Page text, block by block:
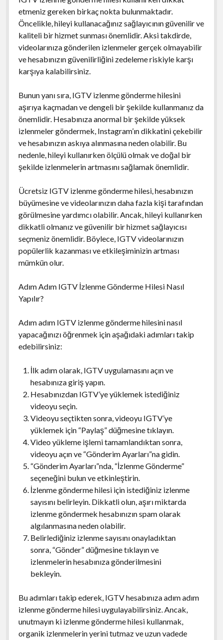
etmeniz gereken birkaç nokta bulunmaktadır.
Öncelikle, hileyi kullanacağınız sağlayıcının güvenilir ve
kaliteli bir hizmet sunması önemlidir. Aksi takdirde,
videolarınıza gönderilen izlenmeler gerçek olmayabilir
ve hesabınızın güvenilirliğini zedeleme riskiyle karşı
karşıya kalabilirsiniz.
Bunun yanı sıra, IGTV izlenme gönderme hilesini
aşırıya kaçmadan ve dengeli bir şekilde kullanmanız da
önemlidir. Hesabınıza anormal bir şekilde yüksek
izlenmeler göndermek, Instagram’ın dikkatini çekebilir
ve hesabınızın askıya alınmasına neden olabilir. Bu
nedenle, hileyi kullanırken ölçülü olmak ve doğal bir
şekilde izlenmelerin artmasını sağlamak önemlidir.
Ücretsiz IGTV izlenme gönderme hilesi, hesabınızın
büyümesine ve videolarınızın daha fazla kişi tarafından
görülmesine yardımcı olabilir. Ancak, hileyi kullanırken
dikkatli olmanız ve güvenilir bir hizmet sağlayıcısı
seçmeniz önemlidir. Böylece, IGTV videolarınızın
popülerlik kazanması ve etkileşiminizin artması
mümkün olur.
Adım Adım IGTV İzlenme Gönderme Hilesi Nasıl
Yapılır?
Adım adım IGTV izlenme gönderme hilesini nasıl
yapacağınızı öğrenmek için aşağıdaki adımları takip
edebilirsiniz:
İlk adım olarak, IGTV uygulamasını açın ve
hesabınıza giriş yapın.
Hesabınızdan IGTV’ye yüklemek istediğiniz
videoyu seçin.
Videoyu seçtikten sonra, videoyu IGTV’ye
yüklemek için “Paylaş” düğmesine tıklayın.
Video yükleme işlemi tamamlandıktan sonra,
videoyu açın ve “Gönderim Ayarları”na gidin.
“Gönderim Ayarları”nda, “İzlenme Gönderme”
seçeneğini bulun ve etkinleştirin.
İzlenme gönderme hilesi için istediğiniz izlenme
sayısını belirleyin. Dikkatli olun, aşırı miktarda
izlenme göndermek hesabınızın spam olarak
algılanmasına neden olabilir.
Belirlediğiniz izlenme sayısını onayladıktan
sonra, “Gönder” düğmesine tıklayın ve
izlenmelerin hesabınıza gönderilmesini
bekleyin.
Bu adımları takip ederek, IGTV hesabınıza adım adım
izlenme gönderme hilesi uygulayabilirsiniz. Ancak,
unutmayın ki izlenme gönderme hilesi kullanmak,
organik izlenmelerin yerini tutmaz ve uzun vadede